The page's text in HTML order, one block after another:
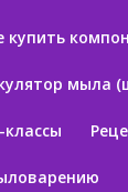
купить
мыла